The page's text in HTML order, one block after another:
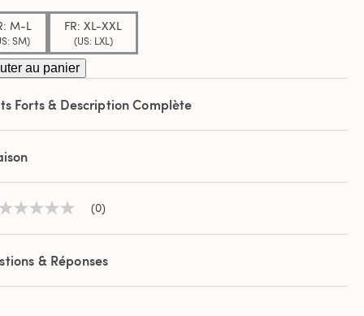
M-L
SM)
FR: XL-XXL
(US: LXL)
au panier
Forts & Description Complète
Aucune
notation
(0)
& Réponses